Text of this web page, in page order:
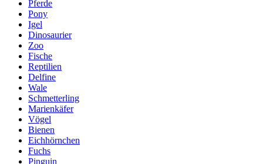
Pferde
Pony
Igel
Dinosaurier
Zoo
Fische
Reptilien
Delfine
Wale
Schmetterling
Marienkäfer
Vögel
Bienen
Eichhörnchen
Fuchs
Pinguin